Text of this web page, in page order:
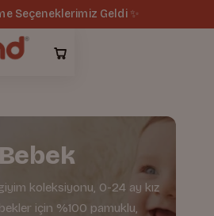
Seçeneklerimiz Geldi ✨
Bebek
koleksiyonu, 0-24 ay kız
için %100 pamuklu,